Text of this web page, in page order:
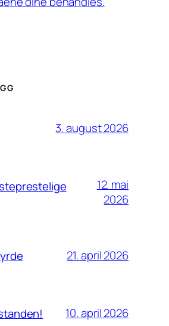
3. august 2026
12. mai
2026
21. april 2026
10. april 2026